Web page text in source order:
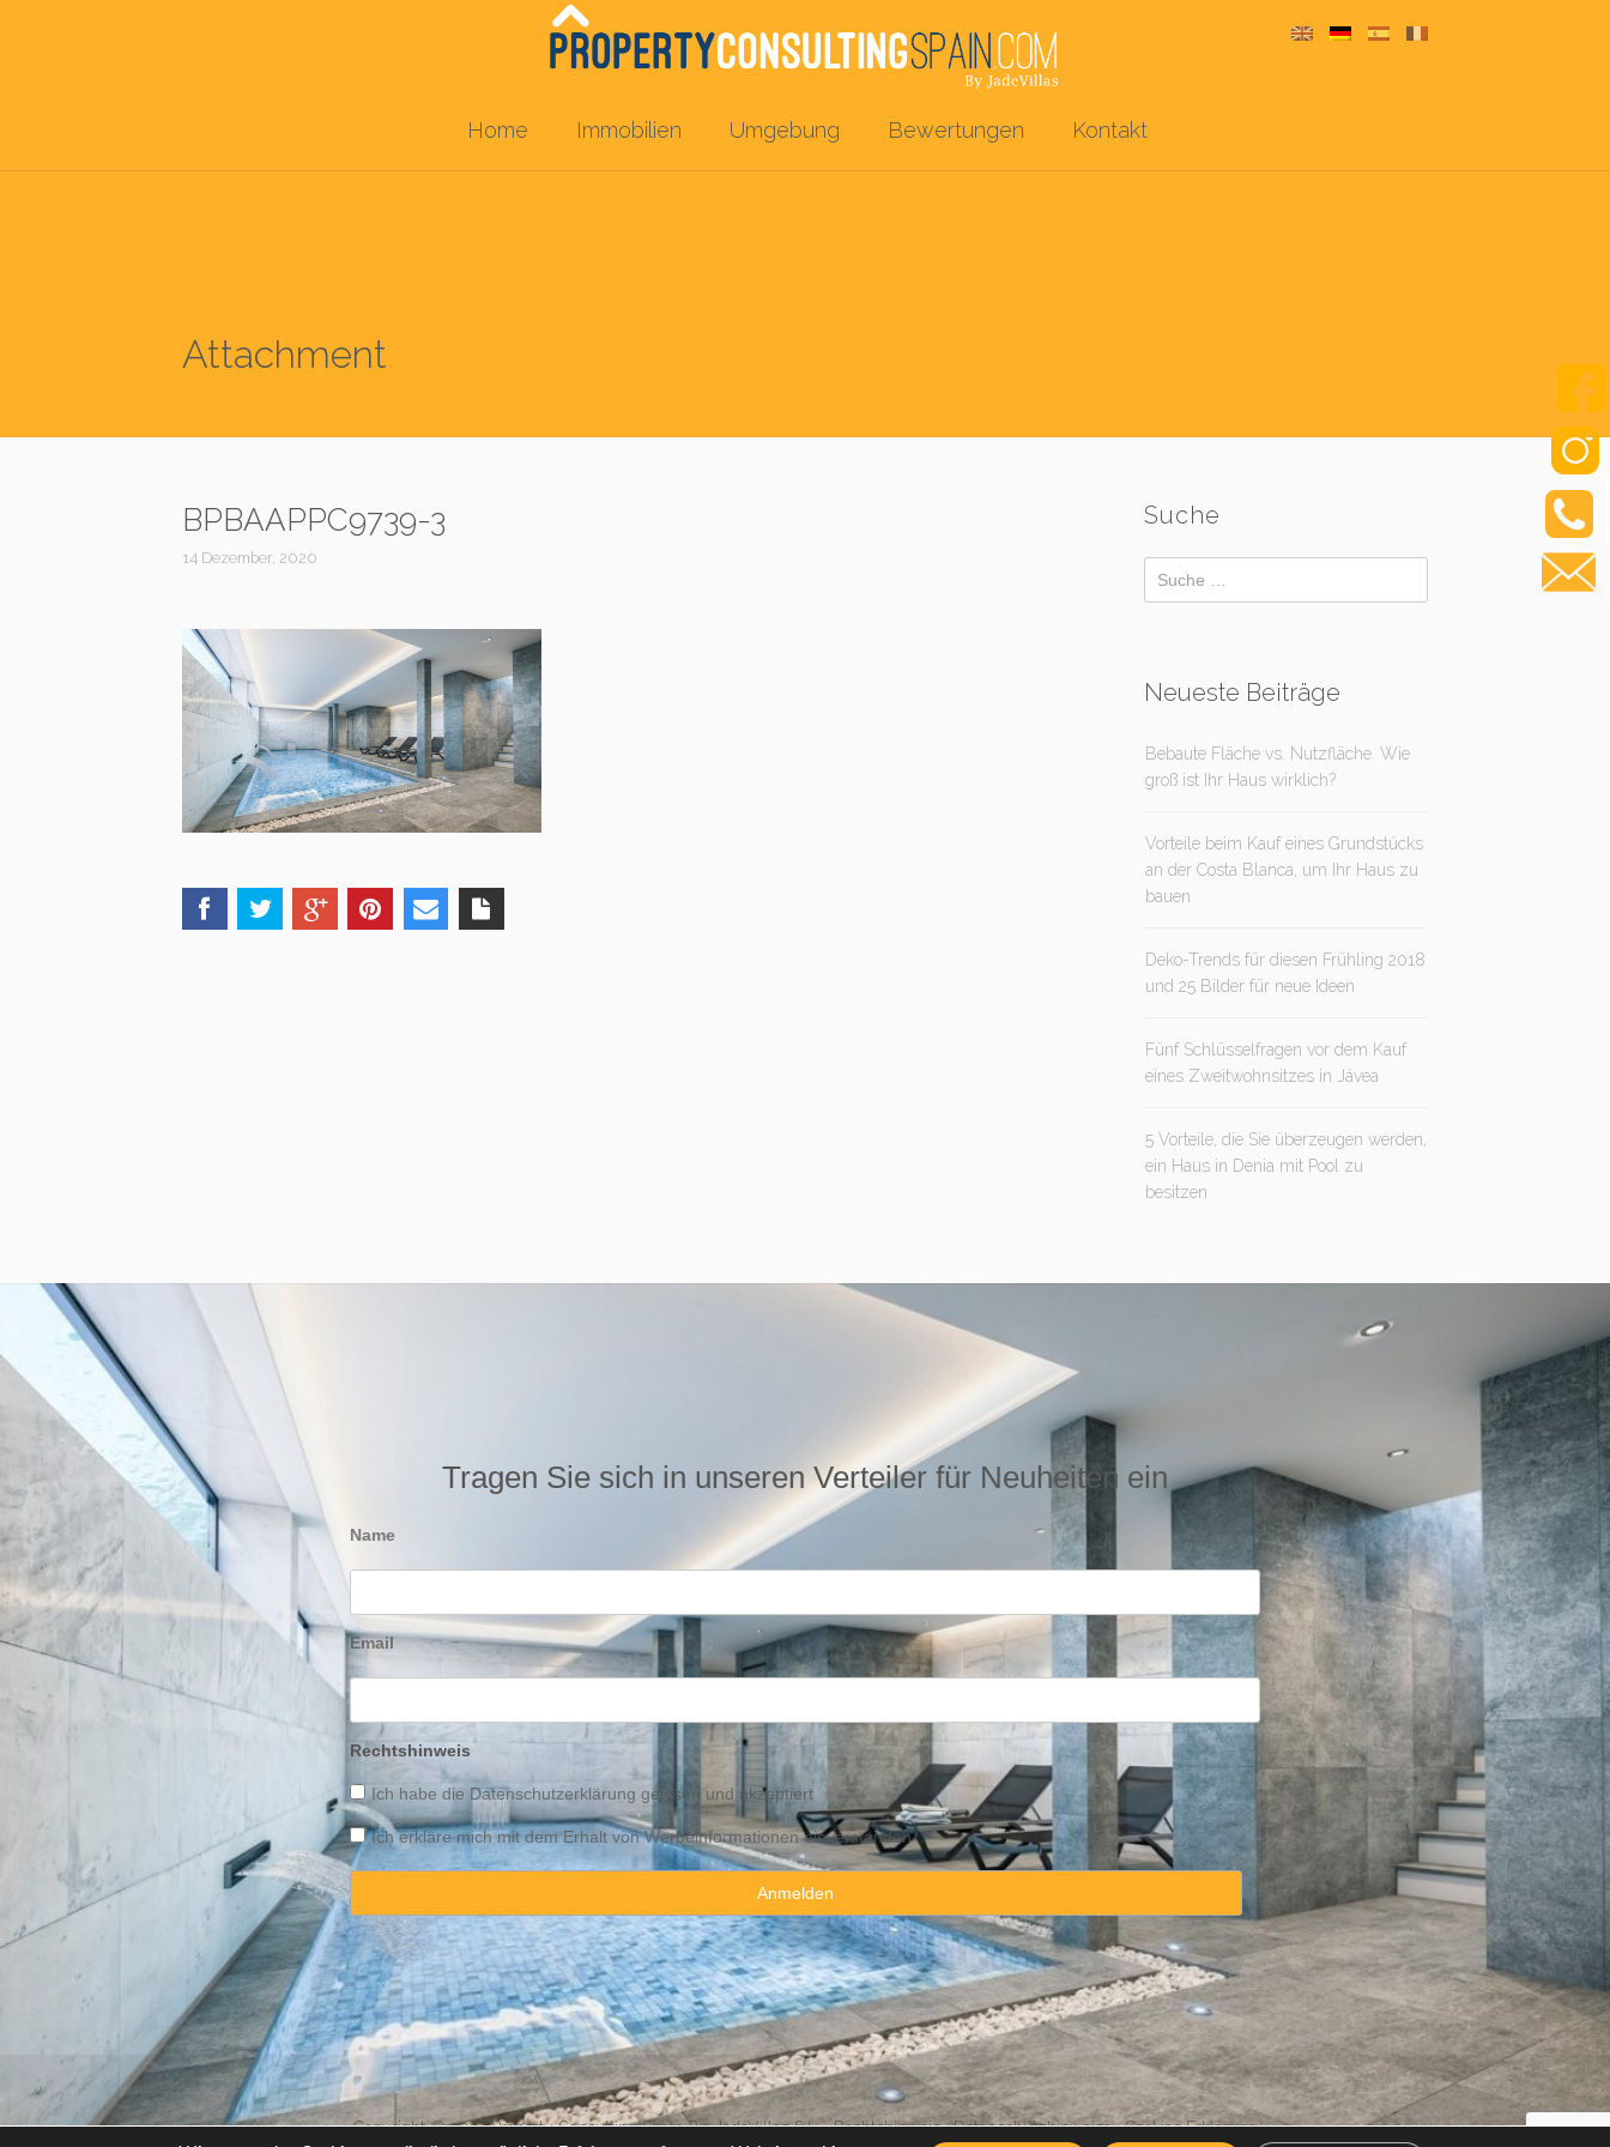
Home Immobilien Umgebung Bewertungen Kontakt
Attachment
BPBAAPPC9739-3
14 Dezember, 2020
Suche
Neueste Beiträge
Bebaute Fläche vs. Nutzfläche. Wie
groß ist Ihr Haus wirklich?
Vorteile beim Kauf eines Grundstücks
an der Costa Blanca, um Ihr Haus zu
bauen
Deko-Trends für diesen Frühling 2018
und 25 Bilder für neue Ideen
Fünf Schlüsselfragen vor dem Kauf
eines Zweitwohnsitzes in Jávea
5 Vorteile, die Sie überzeugen werden,
ein Haus in Denia mit Pool zu
besitzen
Tragen Sie sich in unseren Verteiler für Neuheiten ein
Name
Email
Rechtshinweis
Ich habe die Datenschutzerklärung gelesen und akzeptiert
Ich erkläre mich mit dem Erhalt von Werbeinformationen einverstanden
Copyright © 2025 Property Consulting Spain By JadeVillas S.L. ·Rechtshinweis·Datenschutzhinweise·Cookies Erklärung